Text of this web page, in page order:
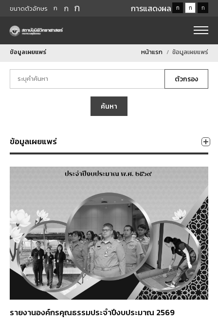
ขนาดตัวอักษร ก ก ก การแสดงผล ก ก ก
ข้อมูลเผยแพร่ หน้าแรก ข้อมูลเผยแพร่
ตัวกรอง
ค้นหา
ข้อมูลเผยแพร่
รายงานองค์กรคุณธรรมประจำปีงบประมาณ 2569